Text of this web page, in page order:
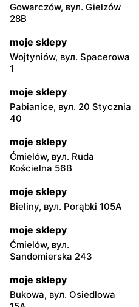
Gowarczów, вул. Giełzów
28B
moje sklepy
Wojtyniów, вул. Spacerowa
1
moje sklepy
Pabianice, вул. 20 Stycznia
40
moje sklepy
Ćmielów, вул. Ruda
Kościelna 56B
moje sklepy
Bieliny, вул. Porąbki 105A
moje sklepy
Ćmielów, вул.
Sandomierska 243
moje sklepy
Bukowa, вул. Osiedlowa